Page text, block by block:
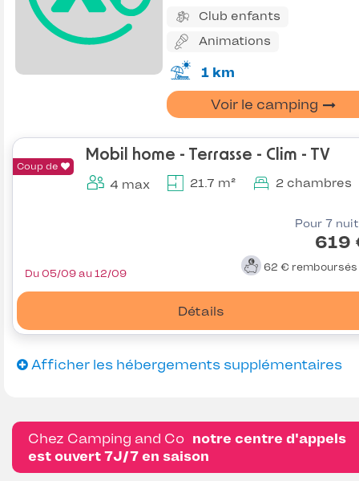
Club enfants
Animations
1 km
Voir le camping
Coup de
Mobil home - Terrasse - Clim - TV
4 max 21.7 m² 2 chambres
Pour 7
619
62 € remboursés
Détails
Du 05/09 au 12/09
Afficher les hébergements supplémentaires
Chez Camping and Co notre centre d'appels
est ouvert 7J/7 en saison